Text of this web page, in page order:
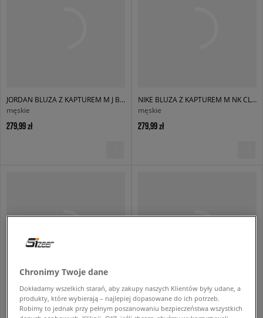
JORDAN BLUZA Z KAPTUREM M J BRK ST PO HD BB
męskie
279,99 zł
NIKE BLUZA Z KAPTUREM M NK CLUB BB PO HOODIE
męskie
279,99 zł
NIKE BLUZA Z KAPTUREM M NK CLUB BB PO HOODIE
męskie
męskie
Chronimy Twoje dane
Dokładamy wszelkich starań, aby zakupy naszych Klientów były udane, a
produkty, które wybierają – najlepiej dopasowane do ich potrzeb.
Robimy to jednak przy pełnym poszanowaniu bezpieczeństwa wszystkich